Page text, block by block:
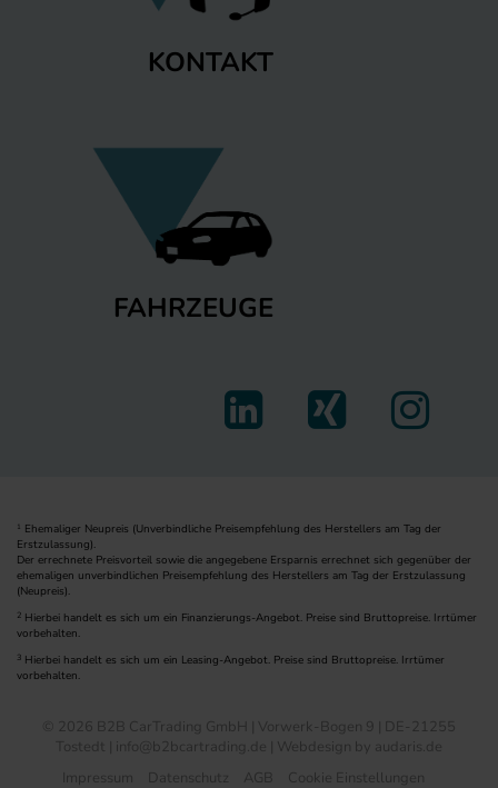
KONTAKT
FAHRZEUGE
1
Ehemaliger Neupreis (Unverbindliche Preisempfehlung des Herstellers am Tag der
Erstzulassung).
Der errechnete Preisvorteil sowie die angegebene Ersparnis errechnet sich gegenüber der
ehemaligen unverbindlichen Preisempfehlung des Herstellers am Tag der Erstzulassung
(Neupreis).
2 Hierbei handelt es sich um ein Finanzierungs-Angebot. Preise sind Bruttopreise. Irrtümer
vorbehalten.
3 Hierbei handelt es sich um ein Leasing-Angebot. Preise sind Bruttopreise. Irrtümer
vorbehalten.
© 2026 B2B CarTrading GmbH | Vorwerk-Bogen 9 | DE-21255
Tostedt | info@b2bcartrading.de | Webdesign by audaris.de
Impressum
Datenschutz AGB Cookie Einstellungen